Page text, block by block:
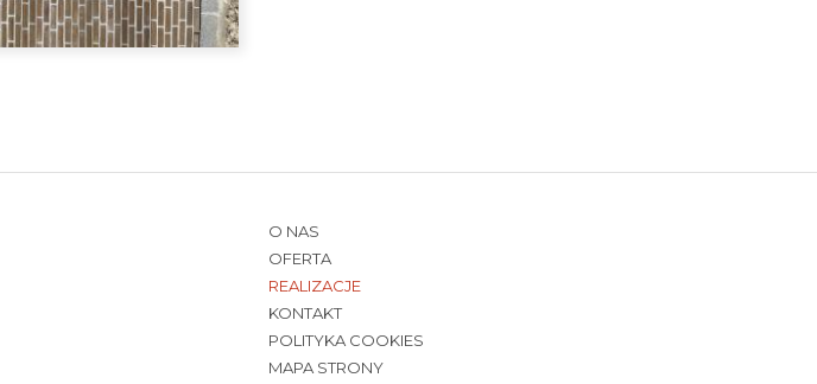
O NAS
OFERTA
REALIZACJE
KONTAKT
POLITYKA COOKIES
MAPA STRONY